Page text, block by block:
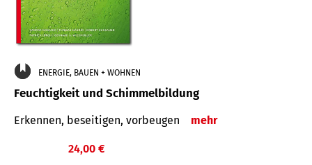
ENERGIE, BAUEN + WOHNEN
Feuchtigkeit und Schimmelbildung
Erkennen, beseitigen, vorbeugen mehr
24,00 €